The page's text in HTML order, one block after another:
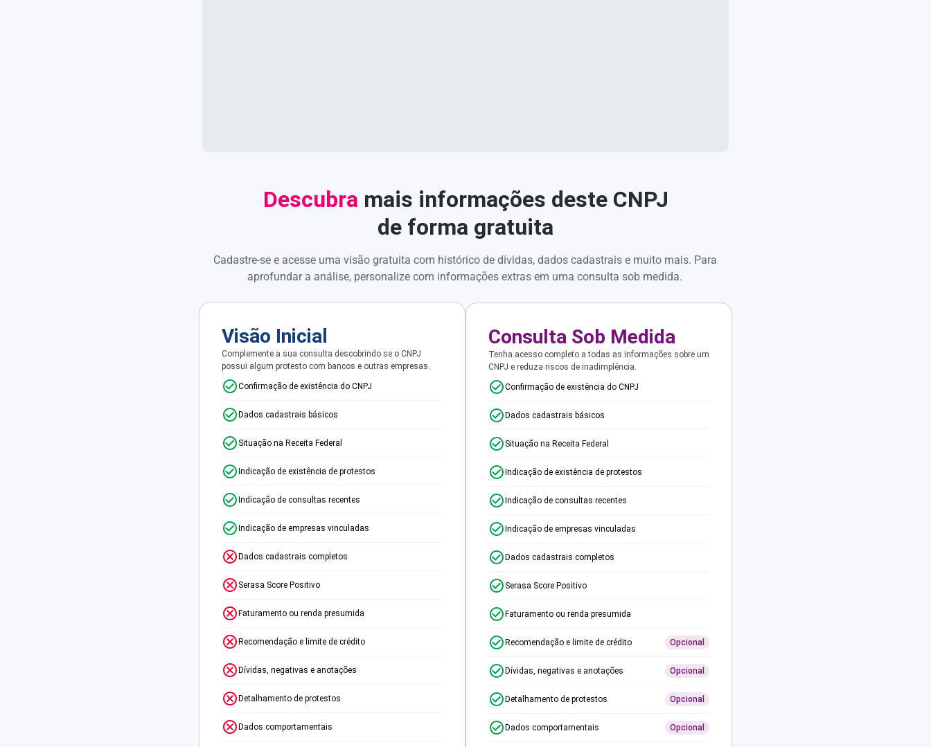
Descubra mais informações deste CNPJ
de forma gratuita
Cadastre-se e acesse uma visão gratuita com histórico de dívidas, dados cadastrais e muito mais. Para
aprofundar a análise, personalize com informações extras em uma consulta sob medida.
Visão Inicial
Complemente a sua consulta descobrindo se o CNPJ
possui algum protesto com bancos e outras empresas.
Confirmação de existência do CNPJ
Dados cadastrais básicos
Situação na Receita Federal
Indicação de existência de protestos
Indicação de consultas recentes
Indicação de empresas vinculadas
Dados cadastrais completos
Serasa Score Positivo
Faturamento ou renda presumida
Recomendação e limite de crédito
Dívidas, negativas e anotações
Detalhamento de protestos
Dados comportamentais
Consulta Sob Medida
Tenha acesso completo a todas as informações sobre um
CNPJ e reduza riscos de inadimplência.
Confirmação de existência do CNPJ
Dados cadastrais básicos
Situação na Receita Federal
Indicação de existência de protestos
Indicação de consultas recentes
Indicação de empresas vinculadas
Dados cadastrais completos
Serasa Score Positivo
Faturamento ou renda presumida
Recomendação e limite de crédito Opcional
Dívidas, negativas e anotações Opcional
Detalhamento de protestos Opcional
Dados comportamentais Opcional